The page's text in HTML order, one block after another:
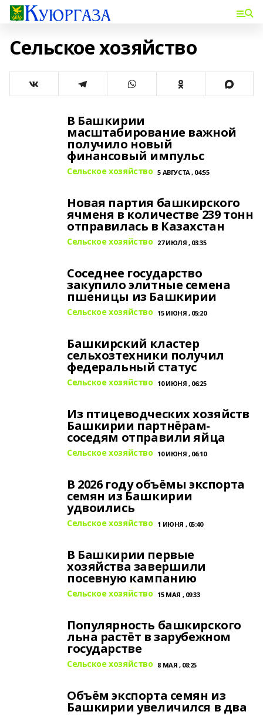
Сельское хозяйство
В Башкирии
масштабирование важной
получило новый
финансовый импульс
Сельское хозяйство 5 АВГУСТА , 04:55
Новая партия башкирского
ячменя в количестве 239 тонн
отправилась в Казахстан
Сельское хозяйство 27 ИЮЛЯ , 03:35
Соседнее государство
закупило элитные семена
пшеницы из Башкирии
Сельское хозяйство 15 ИЮНЯ , 05:20
Башкирский кластер
сельхозтехники получил
федеральный статус
Сельское хозяйство 10 ИЮНЯ , 06:25
Из птицеводческих хозяйств
Башкирии партнёрам-
соседям отправили яйца
Сельское хозяйство 10 ИЮНЯ , 06:10
В 2026 году объёмы экспорта
семян из Башкирии
удвоились
Сельское хозяйство 1 ИЮНЯ , 05:40
В Башкирии первые
хозяйства завершили
посевную кампанию
Сельское хозяйство 15 МАЯ , 09:33
Популярность башкирского
льна растёт в зарубежном
государстве
Сельское хозяйство 8 МАЯ , 08:25
Объём экспорта семян из
Башкирии увеличился в два